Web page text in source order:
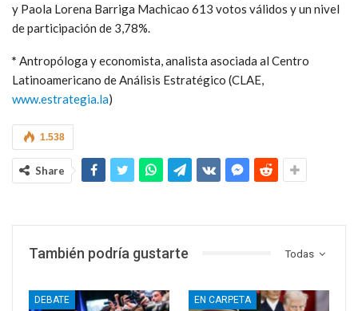
y Paola Lorena Barriga Machicao 613 votos válidos y un nivel
de participación de 3,78%.
* Antropóloga y economista, analista asociada al Centro
Latinoamericano de Análisis Estratégico (CLAE,
www.estrategia.la)
1.538
Share
Todas
También podría gustarte
DEBATE EN CARPETA